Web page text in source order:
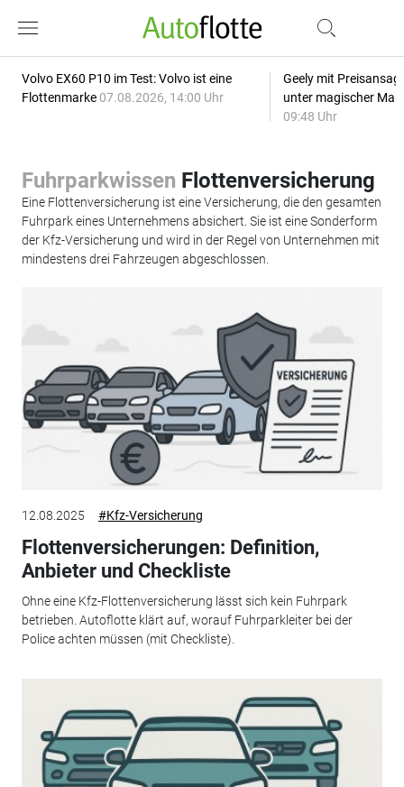
Volvo EX60 P10 im Test: Volvo ist eine
Flottenmarke 07.08.2026, 14:00 Uhr
Geely mit
unter magischer
09:48 Uhr
Fuhrparkwissen Flottenversicherung
Eine Flottenversicherung ist eine Versicherung, die den gesamten
Fuhrpark eines Unternehmens absichert. Sie ist eine Sonderform
der Kfz-Versicherung und wird in der Regel von Unternehmen mit
mindestens drei Fahrzeugen abgeschlossen.
12.08.2025 #Kfz-Versicherung
Flottenversicherungen: Definition,
Anbieter und Checkliste
Ohne eine Kfz-Flottenversicherung lässt sich kein Fuhrpark
betrieben. Autoflotte klärt auf, worauf Fuhrparkleiter bei der
Police achten müssen (mit Checkliste).